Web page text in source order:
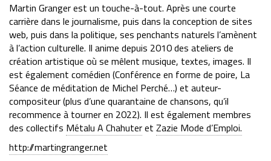
Martin Granger est un touche-à-tout. Après une courte
carrière dans le journalisme, puis dans la conception de sites
web, puis dans la politique, ses penchants naturels l’amènent
à l’action culturelle. Il anime depuis 2010 des ateliers de
création artistique où se mêlent musique, textes, images. Il
est également comédien (Conférence en forme de poire, La
Séance de méditation de Michel Perché…) et auteur-
compositeur (plus d’une quarantaine de chansons, qu’il
recommence à tourner en 2022). Il est également membres
des collectifs Métalu A Chahuteret Zazie Mode d’Emploi.
http://martingranger.net